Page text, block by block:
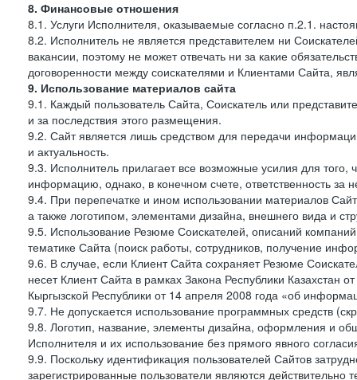
8. Финансовые отношения
8.1. Услуги Исполнителя, оказываемые согласно п.2.1.
8.2. Исполнитель не является представителем ни
вакансии, поэтому не может отвечать ни за какие
договоренности между соискателями и Клиентами Сайта,
9. Использование материалов сайта
9.1. Каждый пользователь Сайта, Соискатель или
и за последствия этого размещения.
9.2. Сайт является лишь средством для передачи
и актуальность.
9.3. Исполнитель прилагает все возможные усилия для
информацию, однако, в конечном счете, ответственность за
9.4. При перепечатке и ином использовании материалов
а также логотипом, элементами дизайна, внешнего вида и
9.5. Использование Резюме Соискателей, описаний
тематике Сайта (поиск работы, сотрудников, получение
9.6. В случае, если Клиент Сайта сохраняет Резюме
несет Клиент Сайта в рамках Закона Республики
Кыргызской Республики от 14 апреля 2008 года «об
9.7. Не допускается использование программных средств
9.8. Логотип, название, элементы дизайна, оформления и
Исполнителя и их использование без прямого явного
9.9. Поскольку идентификация пользователей Сайтов
зарегистрированные пользователи являются